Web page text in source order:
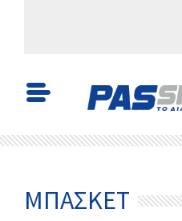
ΜΠΆΣΚΕΤ